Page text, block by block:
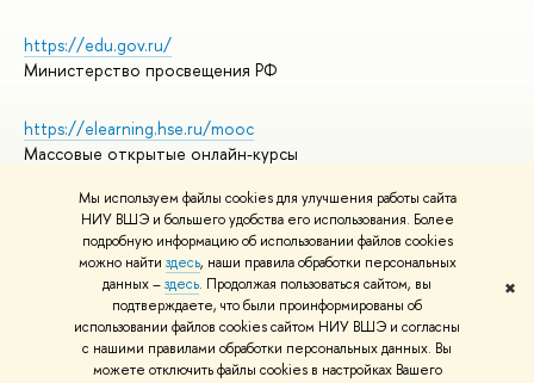
Мы используем файлы cookies для улучшения работы сайта
НИУ ВШЭ и большего удобства его использования. Более
подробную информацию об использовании файлов cookies
можно найти здесь, наши правила обработки персональных
данных –здесь. Продолжая пользоваться сайтом, вы
подтверждаете, что были проинформированы об
использовании файлов cookies сайтом НИУ ВШЭ и согласны
с нашими правилами обработки персональных данных. Вы
можете отключить файлы cookies в настройках Вашего
✖
https://edu.gov.ru/
Министерство просвещения РФ
https://elearning.hse.ru/mooc
Массовые открытые онлайн-курсы
© НИУ ВШЭ 1993–2026
Адреса и контакты
Условия использования материалов
Политика конфиденциальности
Правила применения рекомендательных технологий в НИУ ВШЭ
Карта сайта